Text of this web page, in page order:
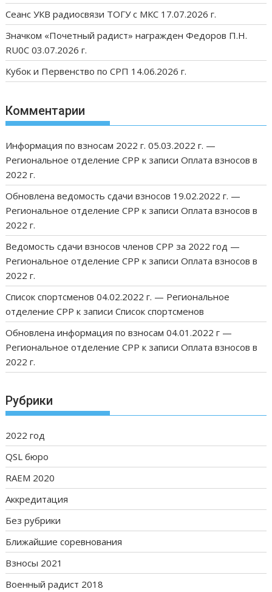
Сеанс УКВ радиосвязи ТОГУ с МКС 17.07.2026 г.
Значком «Почетный радист» награжден Федоров П.Н.
RU0C 03.07.2026 г.
Кубок и Первенство по СРП 14.06.2026 г.
Комментарии
Информация по взносам 2022 г. 05.03.2022 г. —
Региональное отделение СРР к записиОплата взносов в
2022 г.
Обновлена ведомость сдачи взносов 19.02.2022 г. —
Региональное отделение СРР к записиОплата взносов в
2022 г.
Ведомость сдачи взносов членов СРР за 2022 год —
Региональное отделение СРР к записиОплата взносов в
2022 г.
Список спортсменов 04.02.2022 г. — Региональное
отделение СРР к записиСписок спортсменов
Обновлена информация по взносам 04.01.2022 г —
Региональное отделение СРР к записиОплата взносов в
2022 г.
Рубрики
2022 год
QSL бюро
RAEM 2020
Аккредитация
Без рубрики
Ближайшие соревнования
Взносы 2021
Военный радист 2018